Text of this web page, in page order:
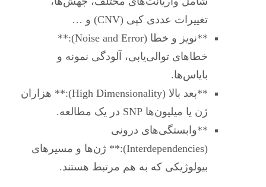
تغییرات عددی کپی (CNV) و …
**نویز و خطا (Noise and Error):**
خطاهای توالی‌یابی، آلودگی نمونه و
بایاس‌ها.
**بعد بالا (High Dimensionality):** هزاران
ژن یا میلیون‌ها SNP در یک مطالعه.
**وابستگی‌های درونی
(Interdependencies):** ژن‌ها و مسیرهای
بیولوژیکی که به هم مرتبط هستند.